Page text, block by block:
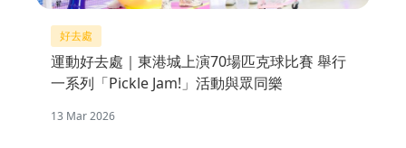
好去處
運動好去處｜東港城上演70場匹克球比賽 舉行
一系列「Pickle Jam!」活動與眾同樂
13 Mar 2026